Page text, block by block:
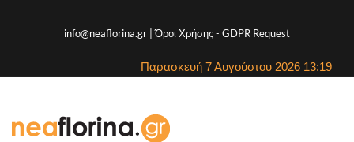
info@neaflorina.gr |Όροι Χρήσης- GDPR Request
Παρασκευή 7 Αυγούστου 2026 13:19